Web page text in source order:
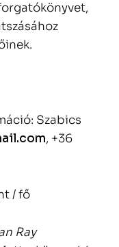
Szabics
, +36
/ fő
Ray